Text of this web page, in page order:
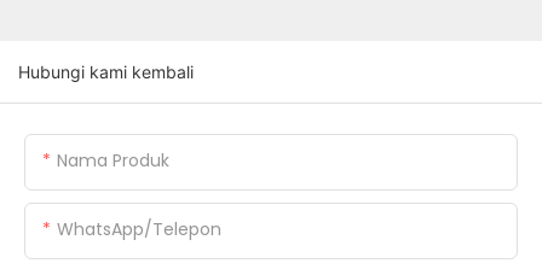
Hubungi kami kembali
Nama Produk
WhatsApp/Telepon